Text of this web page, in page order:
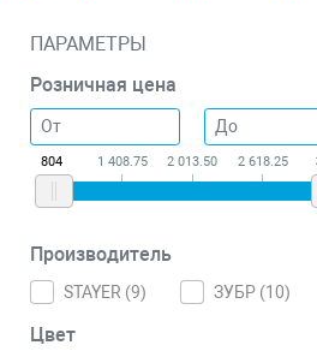
ПАРАМЕТРЫ
Розничная цена
804 1 408.75 2 013.50 2 618.25
Производитель
STAYER (9) ЗУБР (10)
Цвет